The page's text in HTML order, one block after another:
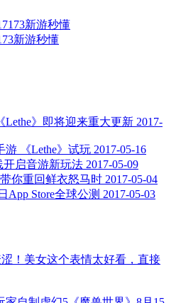
新游秒懂
》即将迎来重大更新 2017-
游 《Lethe》试玩 2017-05-16
开启音游新玩法 2017-05-09
你重回鲜衣怒马时 2017-05-04
App Store全球公测 2017-05-03
！美女这个表情太好看，直接